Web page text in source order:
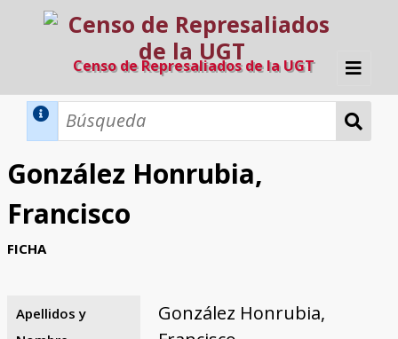
Censo de Represaliados de la UGT
Inicio
González Honrubia,
Francisco
FICHA
Apellidos y
González Honrubia,